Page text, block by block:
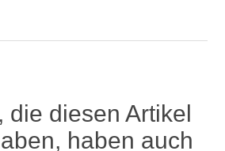
die diesen Artikel
haben auch